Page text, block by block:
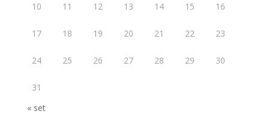
10 11 12 13 14 15 16
17 18 19 20 21 22 23
24 25 26 27 28 29 30
31
« set